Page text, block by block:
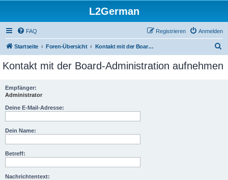
L2German
FAQ Anmelden
Registrieren
Startseite Foren-Übersicht Kontakt mit der Board-Administration aufnehmen
c
Kontakt mit der Board-Administration aufnehmen
Empfänger:
Administrator
Deine E-Mail-Adresse:
Dein Name:
Betreff:
Nachrichtentext: